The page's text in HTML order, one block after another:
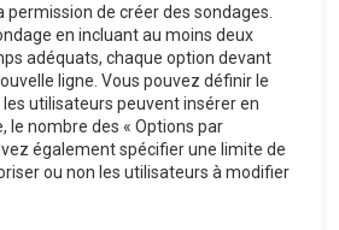
permission de créer des sondages.
en incluant au moins deux
adéquats, chaque option devant
ligne. Vous pouvez définir le
les utilisateurs peuvent insérer en
le nombre des « Options par
également spécifier une limite de
ou non les utilisateurs à modifier